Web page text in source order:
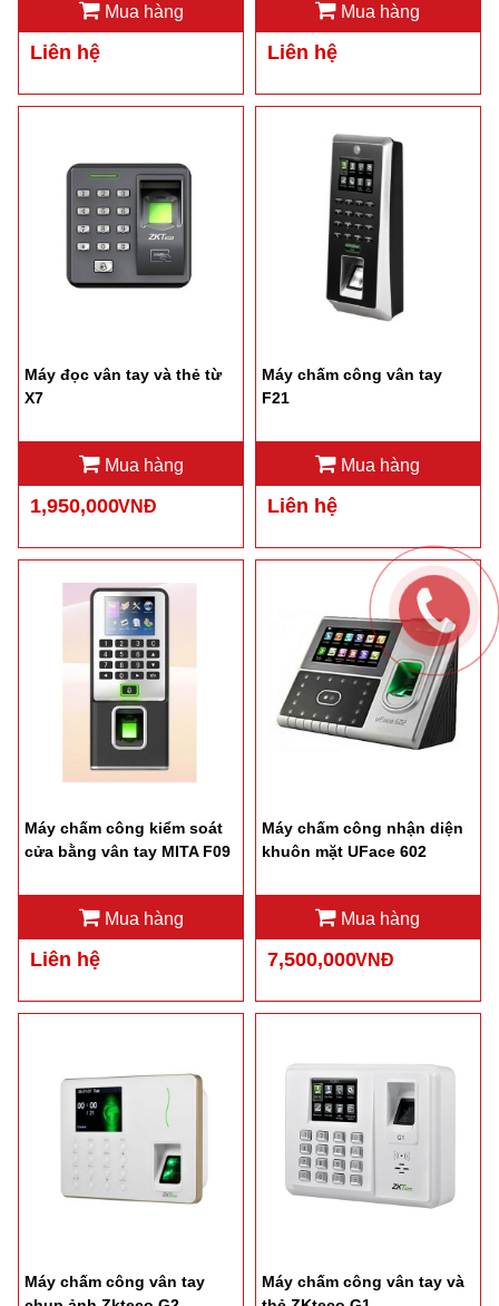
Mua hàng
Liên hệ
Mua hàng
Liên hệ
Máy đọc vân tay và thẻ từ
X7
Mua hàng
1,950,000VNĐ
Máy chấm công vân tay
F21
Mua hàng
Liên hệ
Máy chấm công kiểm soát
cửa bằng vân tay MITA F09
Mua hàng
Liên hệ
Máy chấm công nhận diện
khuôn mặt UFace 602
Mua hàng
7,500,000VNĐ
Máy chấm công vân tay
Máy chấm công vân tay và